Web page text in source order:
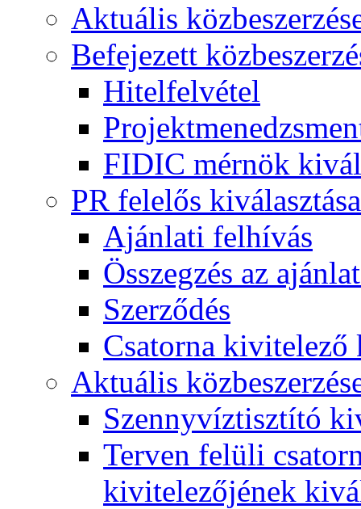
Aktuális
Befejezett
Hitelfelvétel
FIDIC mérnök
PR felelős kiválasztása
Ajánlati felhívás
Összegzés az
Szerződés
Csatorna kivitelező
Aktuális
Szennyvíztisztító
Terven felüli
kivitelezőjének